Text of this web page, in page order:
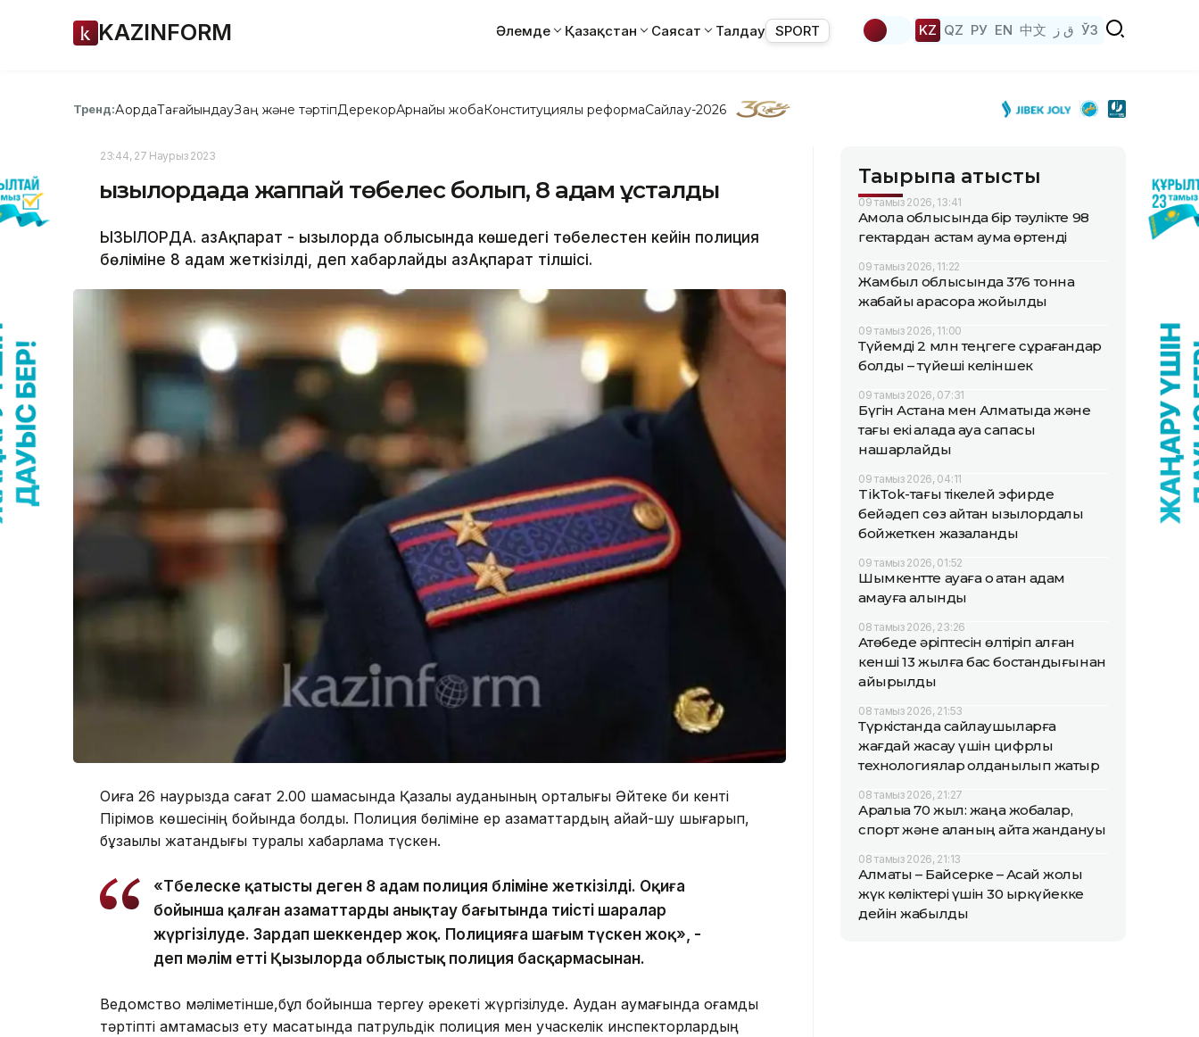
KAZINFORM Әлемде Қазақстан Саясат Талдау SPORT KZ QZ РУ EN 中文 ق ز ЎЗ
Тренд:АқордаТағайындауЗаң және тәртіпДерекқорАрнайы жобаКонституциялық реформаСайлау-2026
23:44, 27 Наурыз 2023
Қызылордада жаппай төбелес болып, 8 адам ұсталды
ҚЫЗЫЛОРДА. ҚазАқпарат - Қызылорда облысында көшедегі төбелестен кейін полиция
бөліміне 8 адам жеткізілді, деп хабарлайды ҚазАқпарат тілшісі.
Оқиға 26 наурызда сағат 2.00 шамасында Қазалы ауданының орталығы Әйтеке би кенті
Пірімов көшесінің бойында болды. Полиция бөліміне ер азаматтардың айқай-шу шығарып,
бұзақылық жатқандығы туралы хабарлама түскен.
«Төбелеске қатысты деген 8 адам полиция бөліміне жеткізілді. Оқиға
бойынша қалған азаматтарды анықтау бағытында тиісті шаралар
жүргізілуде. Зардап шеккендер жоқ. Полицияға шағым түскен жоқ», -
деп мәлім етті Қызылорда облыстық полиция басқармасынан.
Ведомство мәліметінше,бұл бойынша тергеу әрекеті жүргізілуде. Аудан аумағында қоғамдық
тәртіпті қамтамасыз ету мақсатында патрульдік полиция мен учаскелік инспекторлардың
Тақырыпқа қатысты
09 тамыз 2026, 13:41
Ақмола облысында бір тәулікте 98
гектардан астам аумақ өртенді
09 тамыз 2026, 11:22
Жамбыл облысында 376 тонна
жабайы қарасора жойылды
09 тамыз 2026, 11:00
Түйемді 2 млн теңгеге сұрағандар
болды – түйеші келіншек
09 тамыз 2026, 07:31
Бүгін Астана мен Алматыда және
тағы екі қалада ауа сапасы
нашарлайды
09 тамыз 2026, 04:11
TikТok-тағы тікелей эфирде
бейәдеп сөз айтқан қызылордалық
бойжеткен жазаланды
09 тамыз 2026, 01:52
Шымкентте ауаға оқ атқан адам
қамауға алынды
08 тамыз 2026, 23:26
Ақтөбеде әріптесін өлтіріп алған
кенші 13 жылға бас бостандығынан
айырылды
08 тамыз 2026, 21:53
Түркістанда сайлаушыларға
жағдай жасау үшін цифрлық
технологиялар қолданылып жатыр
08 тамыз 2026, 21:27
Арқалыққа 70 жыл: жаңа жобалар,
спорт және қаланың қайта жандануы
08 тамыз 2026, 21:13
Алматы – Байсерке – Ақсай жолы
жүк көліктері үшін 30 қыркүйекке
дейін жабылды